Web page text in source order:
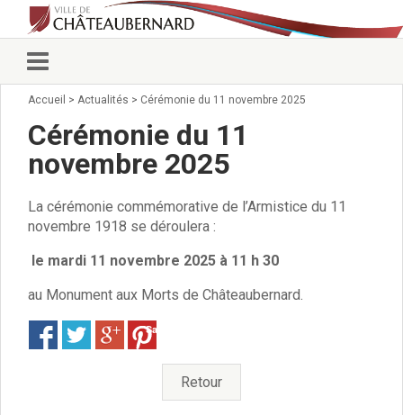
Vie municipale
Élus
Conseillers municipaux
Commissions 2026
Arrêtés du Maire
Services municipaux
Organigramme
État civil/élections/formalités
administratives
Services Techniques
Affaires Scolaires
Vie associative
Accueil > Actualités > Cérémonie du 11 novembre 2025
Cérémonie du 11
novembre 2025
La cérémonie commémorative de l’Armistice du 11
novembre 1918 se déroulera :
le mardi 11 novembre 2025 à 11 h 30
au Monument aux Morts de Châteaubernard.
Save
Retour